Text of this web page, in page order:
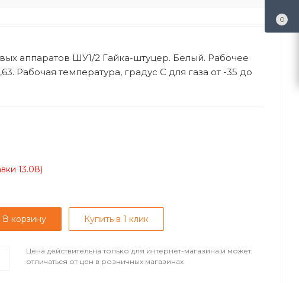
аппаратов ШУ1/2 Гайка-штуцер. Белый. Рабочее
Рабочая температура, градус С для газа от -35 до
13.08)
В корзину Купить в 1 клик
Цена действительна только для интернет-магазина и может
отличаться от цен в розничных магазинах
0